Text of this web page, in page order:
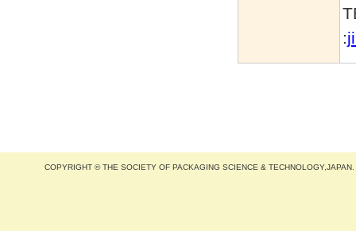
:
COPYRIGHT © THE SOCIETY OF PACKAGING SCIENCE &